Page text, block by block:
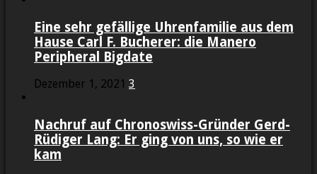
Eine sehr gefällige Uhrenfamilie aus dem
Hause Carl F. Bucherer: die Manero
Peripheral Bigdate
Dezember 1, 2021 3
Nachruf auf Chronoswiss-Gründer Gerd-
Rüdiger Lang: Er ging von uns, so wie er
kam